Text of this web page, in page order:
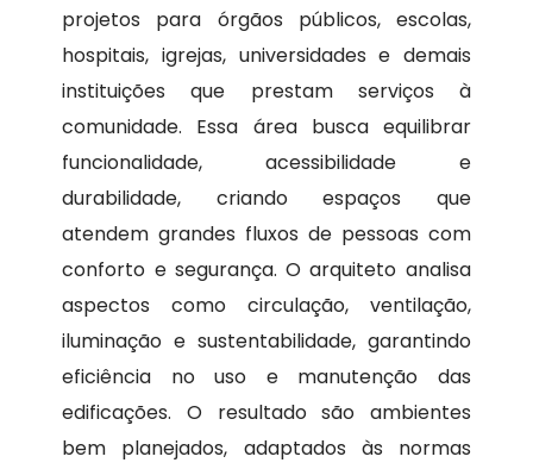
projetos para órgãos públicos, escolas,
hospitais, igrejas, universidades e demais
instituições que prestam serviços à
comunidade. Essa área busca equilibrar
funcionalidade, acessibilidade e
durabilidade, criando espaços que
atendem grandes fluxos de pessoas com
conforto e segurança. O arquiteto analisa
aspectos como circulação, ventilação,
iluminação e sustentabilidade, garantindo
eficiência no uso e manutenção das
edificações. O resultado são ambientes
bem planejados, adaptados às normas